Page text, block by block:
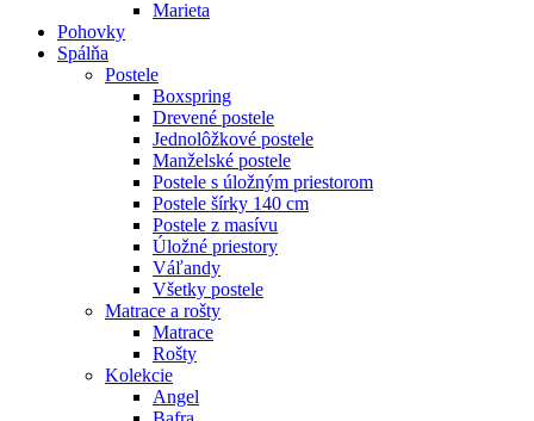
Marieta
Pohovky
Spálňa
Postele
Boxspring
Drevené postele
Jednolôžkové postele
Manželské postele
Postele s úložným priestorom
Postele šírky 140 cm
Postele z masívu
Úložné priestory
Váľandy
Všetky postele
Matrace a rošty
Matrace
Rošty
Kolekcie
Angel